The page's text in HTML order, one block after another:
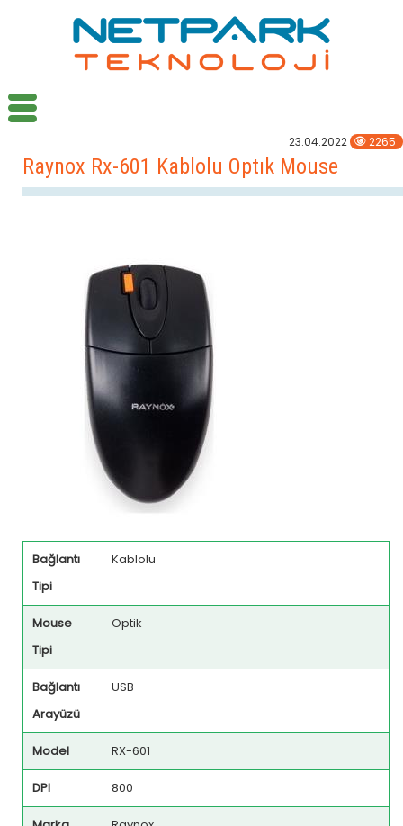
23.04.2022 2265
Raynox Rx-601 Kablolu Optık Mouse
Bağlantı
Tipi
Kablolu
Mouse
Tipi
Optik
Bağlantı
Arayüzü
USB
Model RX-601
DPI 800